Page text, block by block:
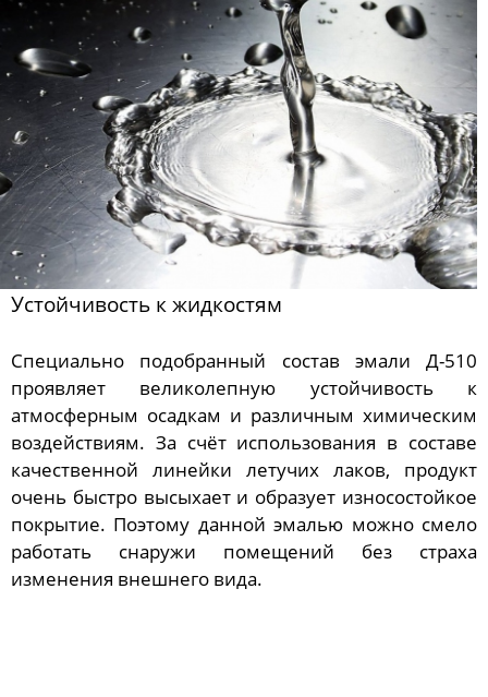
Устойчивость к жидкостям
Специально подобранный состав эмали Д-510
проявляет великолепную устойчивость к
атмосферным осадкам и различным химическим
воздействиям. За счёт использования в составе
качественной линейки летучих лаков, продукт
очень быстро высыхает и образует износостойкое
покрытие. Поэтому данной эмалью можно смело
работать снаружи помещений без страха
изменения внешнего вида.